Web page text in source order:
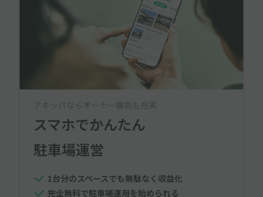
アキッパならオーナー機能も充実
スマホでかんたん
駐車場運営
1台分のスペースでも無駄なく収益化
完全無料で駐車場運用を始められる